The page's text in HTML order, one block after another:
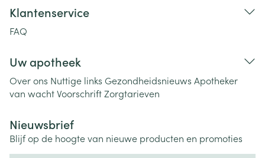
Klantenservice
FAQ
Uw apotheek
Over ons Nuttige links Gezondheidsnieuws Apotheker
van wachtVoorschriftZorgtarieven
Nieuwsbrief
Blijf op de hoogte van nieuwe producten en promoties